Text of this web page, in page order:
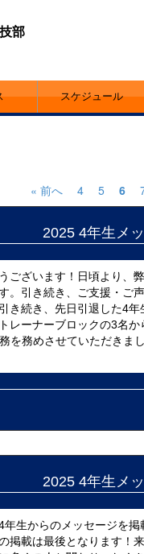
部
スケジュール
« 前へ 4 5 6
2025 4年生メ
ございます！日頃より、
。引き続き、ご支援・ご
き続き、先日引退した4
レーナーブロックの3名
を務めさせていただきまし
2025 4年生メ
生からのメッセージを
掲載は最後となります！